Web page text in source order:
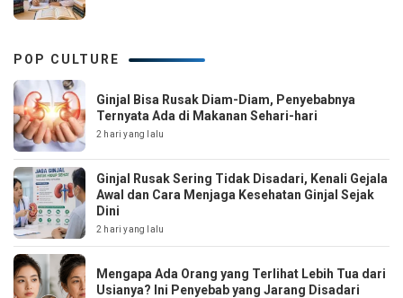
POP CULTURE
Ginjal Bisa Rusak Diam-Diam, Penyebabnya
Ternyata Ada di Makanan Sehari-hari
2 hari yang lalu
Ginjal Rusak Sering Tidak Disadari, Kenali Gejala
Awal dan Cara Menjaga Kesehatan Ginjal Sejak
Dini
2 hari yang lalu
Mengapa Ada Orang yang Terlihat Lebih Tua dari
Usianya? Ini Penyebab yang Jarang Disadari